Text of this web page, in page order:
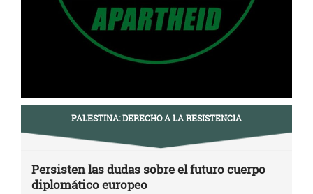
PALESTINA: DERECHO A LA RESISTENCIA
Persisten las dudas sobre el futuro cuerpo
diplomático europeo